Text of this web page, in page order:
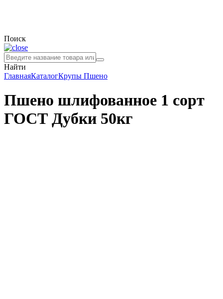
Поиск
Найти
ГлавнаяКаталогКрупы Пшено
Пшено шлифованное 1 сорт
ГОСТ Дубки 50кг